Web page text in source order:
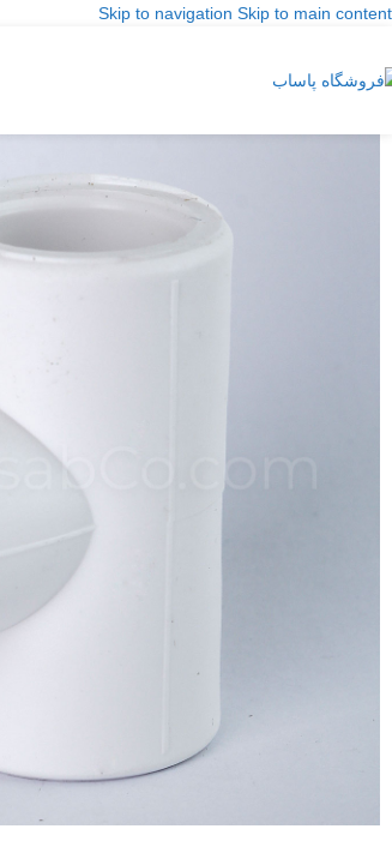
Skip to navigation Skip to main content